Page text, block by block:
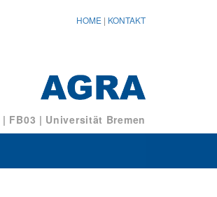
HOME | KONTAKT
| FB03 | Universität Bremen